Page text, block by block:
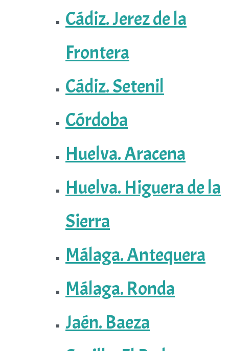
Cádiz. Jerez de la
Frontera
Cádiz. Setenil
Córdoba
Huelva. Aracena
Huelva. Higuera de la
Sierra
Málaga. Antequera
Málaga. Ronda
Jaén. Baeza